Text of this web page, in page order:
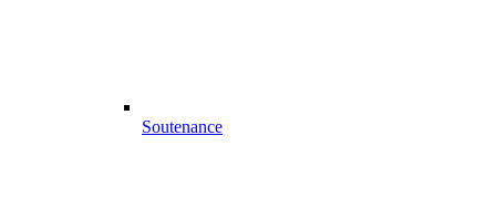
Soutenance